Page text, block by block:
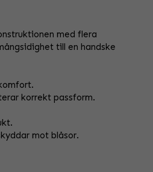
med flera
till en handske
korrekt passform.
mot blåsor.